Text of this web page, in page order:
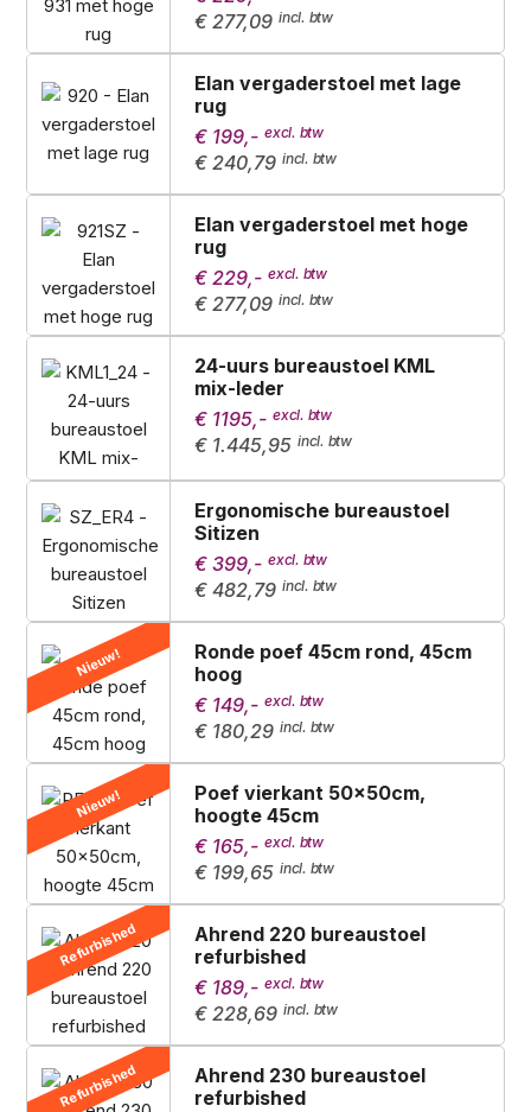
€ 277,09
Elan vergaderstoel met lage
rug
€ 199,-
€ 240,79
Elan vergaderstoel met hoge
rug
€ 229,-
€ 277,09
24-uurs bureaustoel KML
mix-leder
€ 1195,-
€ 1.445,95
Ergonomische bureaustoel
Sitizen
€ 399,-
€ 482,79
Nieuw!
Ronde poef 45cm rond, 45cm
hoog
€ 149,-
€ 180,29
Nieuw!
Poef vierkant 50x50cm,
hoogte 45cm
€ 165,-
€ 199,65
Refurbished
Ahrend 220 bureaustoel
refurbished
€ 189,-
€ 228,69
Refurbished
Ahrend 230 bureaustoel
refurbished